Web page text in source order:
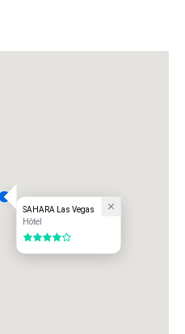
SAHARA Las Vegas
Hôtel
4 sur 5